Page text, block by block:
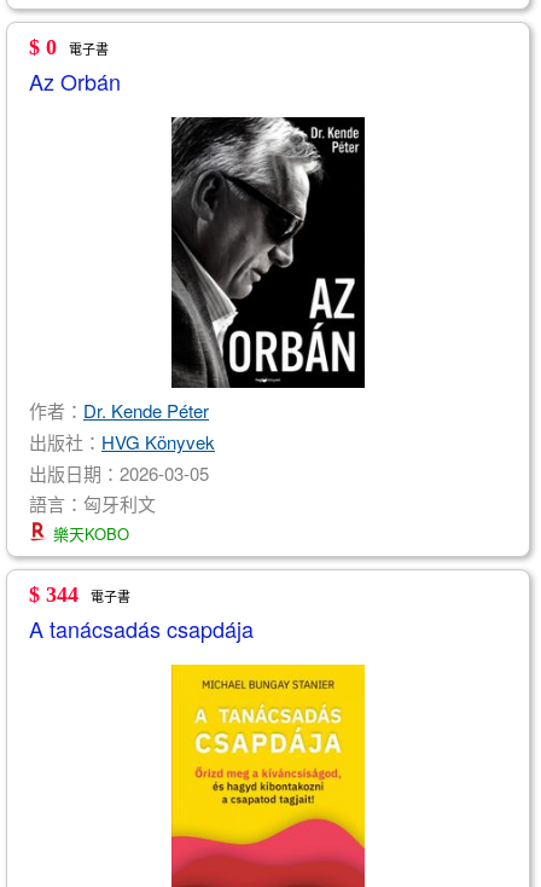
$ 0 電子書
Az Orbán
作者： Dr. Kende Péter
出版社： HVG Könyvek
出版日期：2026-03-05
語言：匈牙利文
樂天KOBO
$ 344 電子書
A tanácsadás csapdája